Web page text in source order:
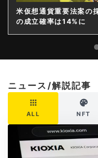
仮想通貨重要法案の採決
成立確率は14%に
ニュース/解説記事
ALL NFT